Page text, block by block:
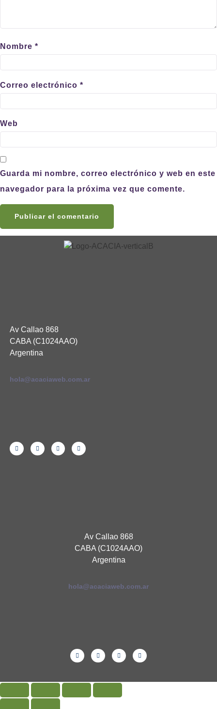
Nombre *
Correo electrónico *
Web
Guarda mi nombre, correo electrónico y web en este
navegador para la próxima vez que comente.
Av Callao 868
CABA (C1024AAO)
Argentina
hola@acaciaweb.com.ar
Av Callao 868
CABA (C1024AAO)
Argentina
hola@acaciaweb.com.ar